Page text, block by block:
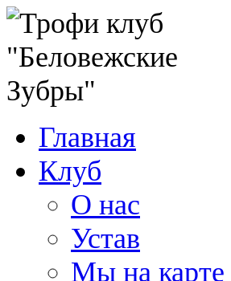
Главная
Клуб
О нас
Устав
Мы на карте